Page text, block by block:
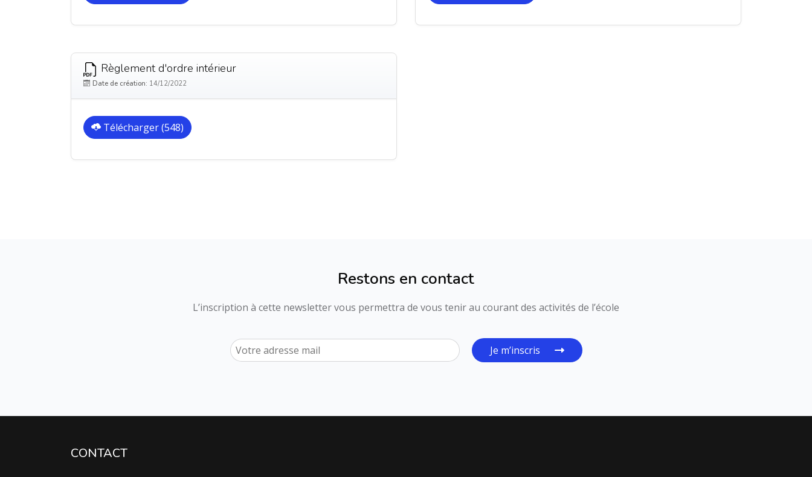
Règlement d'ordre intérieur
Date de création: 14/12/2022
Télécharger (548)
Restons en contact
L’inscription à cette newsletter vous permettra de vous tenir au courant des activités de l’école
Je m’inscris
CONTACT